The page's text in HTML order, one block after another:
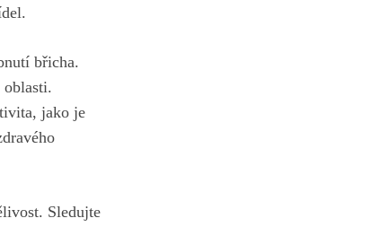
břicha.
jako je
Sledujte